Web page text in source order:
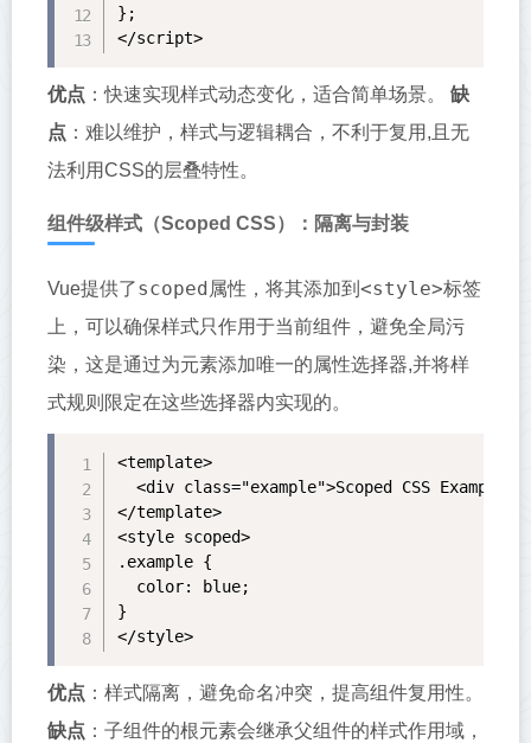
};
</script>
优点 ：快速实现样式动态变化，适合简单场景。 缺
点 ：难以维护，样式与逻辑耦合，不利于复用,且无
法利用CSS的层叠特性。
组件级样式（Scoped CSS）：隔离与封装
Vue提供了scoped属性，将其添加到 <style>标签
上，可以确保样式只作用于当前组件，避免全局污
染，这是通过为元素添加唯一的属性选择器,并将样
式规则限定在这些选择器内实现的。
<template>
<div class="example">Scoped CSS Example</
</template>
<style scoped>
.example {
  color: blue;
}
</style>
优点 ：样式隔离，避免命名冲突，提高组件复用性。
缺点 ：子组件的根元素会继承父组件的样式作用域，